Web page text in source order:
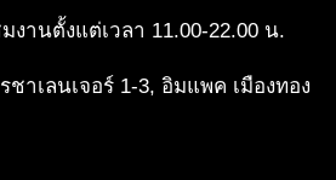
งานตั้งแต่เวลา 11.00-22.00 น.
าเลนเจอร์ 1-3, อิมแพค เมืองทอง